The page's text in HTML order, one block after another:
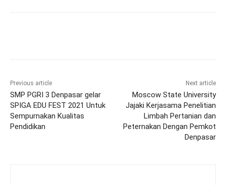
Previous article
SMP PGRI 3 Denpasar gelar
SPIGA EDU FEST 2021 Untuk
Sempurnakan Kualitas
Pendidikan
Next article
Moscow State University
Jajaki Kerjasama Penelitian
Limbah Pertanian dan
Peternakan Dengan Pemkot
Denpasar